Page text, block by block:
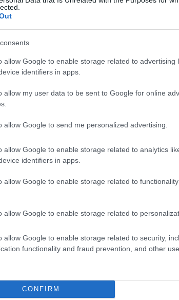
allow Google to enable storage related to advertising
identifiers in apps.
allow my user data to be sent to Google for online
allow Google to send me personalized advertising.
allow Google to enable storage related to analytics
identifiers in apps.
allow Google to enable storage related to
allow Google to enable storage related to
allow Google to enable storage related to security,
functionality and fraud prevention, and other
CONFIRM
keresnünk, ekkor viszont úgy
nem várom meg, hogy ezt a
hogy csomószor coming out-
is megváltozott az életünk, hogy
semmilyen fogalma nem volt a
de bele kellett
lövésed sem volt. Mindezt úgy,
információért fordulni?
beszerezni információkat.
bekerülni. Számomra a legtöbb